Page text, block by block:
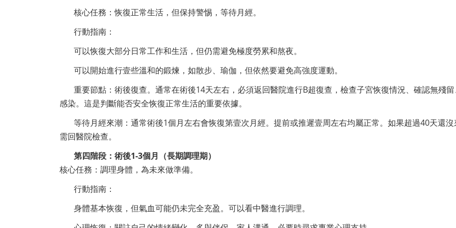
核心任務：恢復正常生活，但保持警惕，等待月經。
行動指南：
可以恢復大部分日常工作和生活，但仍需避免極度勞累和熬夜。
可以開始進行壹些溫和的鍛煉，如散步、瑜伽，但依然要避免高強度運動。
重要節點：術後復查。通常在術後14天左右，必須返回醫院進行B超復查，檢查子宮恢復情況、確認無殘
感染。這是判斷能否安全恢復正常生活的重要依據。
等待月經來潮：通常術後1個月左右會恢復第壹次月經。提前或推遲壹周左右均屬正常。如果超過40天還沒
需回醫院檢查。
第四階段：術後1-3個月（長期調理期）
核心任務：調理身體，為未來做準備。
行動指南：
身體基本恢復，但氣血可能仍未完全充盈。可以看中醫進行調理。